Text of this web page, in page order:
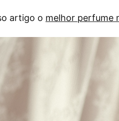
artigo o melhor perfume